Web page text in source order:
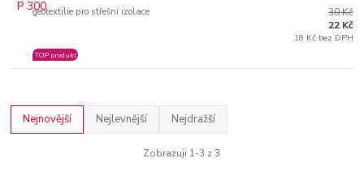
geotextilie pro střešní izolace
TOP produkt
30 Kč
22 Kč
18 Kč bez DPH
Nejnovější Nejlevnější Nejdražší
Zobrazuji 1-3 z 3